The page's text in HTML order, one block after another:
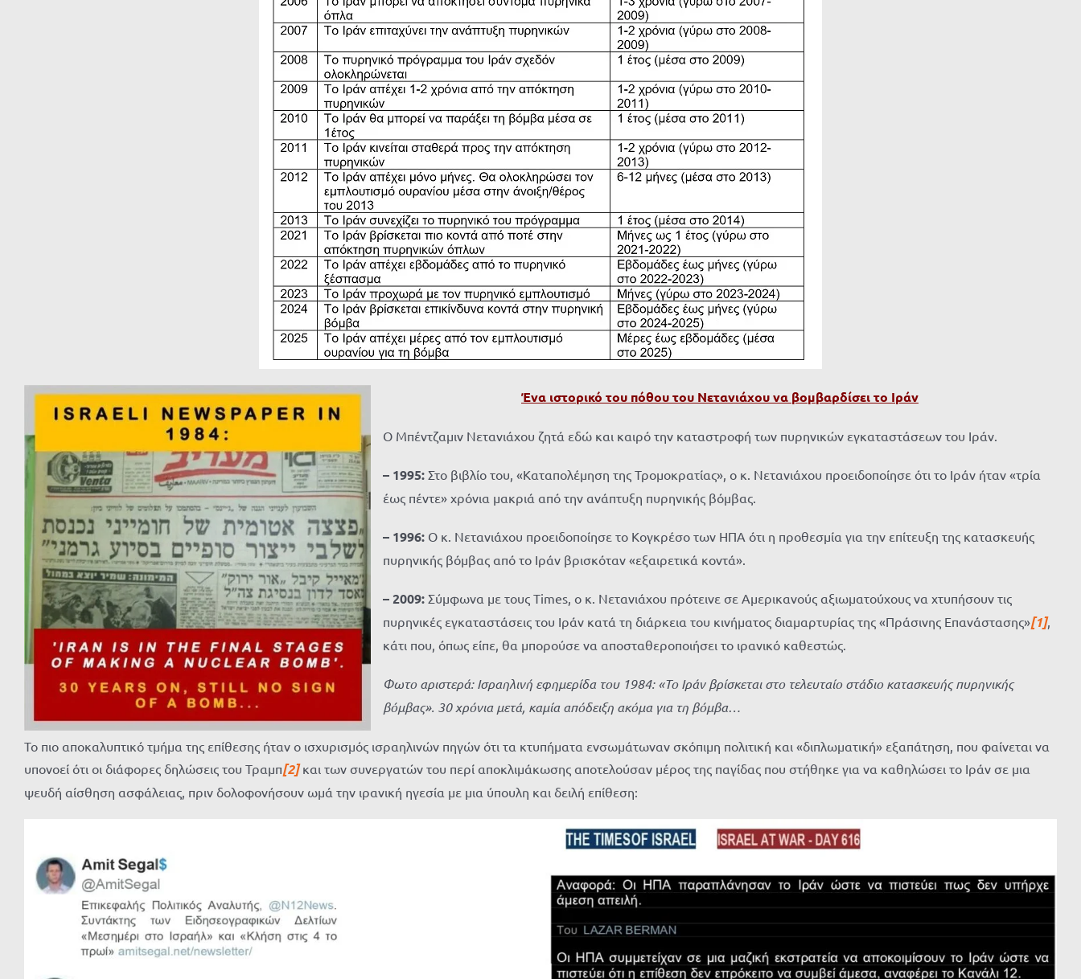
Ένα ιστορικό του πόθου του Νετανιάχου να βομβαρδίσει το Ιράν
Ο Μπέντζαμιν Νετανιάχου ζητά εδώ και καιρό την καταστροφή των πυρηνικών εγκαταστάσεων του Ιράν.
– 1995: Στο βιβλίο του, «Καταπολέμηση της Τρομοκρατίας», ο κ. Νετανιάχου προειδοποίησε ότι το Ιράν ήταν «τρία
έως πέντε» χρόνια μακριά από την ανάπτυξη πυρηνικής βόμβας.
– 1996: Ο κ. Νετανιάχου προειδοποίησε το Κογκρέσο των ΗΠΑ ότι η προθεσμία για την επίτευξη της κατασκευής
πυρηνικής βόμβας από το Ιράν βρισκόταν «εξαιρετικά κοντά».
– 2009: Σύμφωνα με τους Times, ο κ. Νετανιάχου πρότεινε σε Αμερικανούς αξιωματούχους να χτυπήσουν τις
πυρηνικές εγκαταστάσεις του Ιράν κατά τη διάρκεια του κινήματος διαμαρτυρίας της «Πράσινης Επανάστασης»[1],
κάτι που, όπως είπε, θα μπορούσε να αποσταθεροποιήσει το ιρανικό καθεστώς.
Φωτο αριστερά: Ισραηλινή εφημερίδα του 1984: «Το Ιράν βρίσκεται στο τελευταίο στάδιοκατασκευής πυρηνικής
βόμβας». 30 χρόνια μετά, καμία απόδειξη ακόμα για τη βόμβα…
Το πιο αποκαλυπτικό τμήμα της επίθεσης ήταν ο ισχυρισμός ισραηλινών πηγών ότι τα κτυπήματα ενσωμάτωναν σκόπιμη πολιτική και «διπλωματική» εξαπάτηση, που φαίνεται να
υπονοεί ότι οι διάφορες δηλώσεις του Τραμπ[2]και των συνεργατών του περί αποκλιμάκωσης αποτελούσαν μέρος της παγίδας που στήθηκε για να καθηλώσει το Ιράν σε μια
ψευδή αίσθηση ασφάλειας, πριν δολοφονήσουν ωμά την ιρανική ηγεσία με μια ύπουλη και δειλή επίθεση: